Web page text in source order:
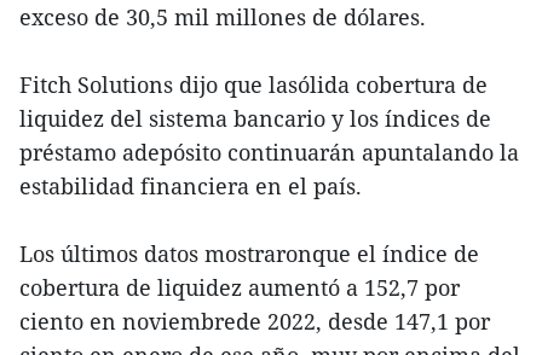
exceso de 30,5 mil millones de dólares.
Fitch Solutions dijo que lasólida cobertura de
liquidez del sistema bancario y los índices de
préstamo adepósito continuarán apuntalando la
estabilidad financiera en el país.
Los últimos datos mostraronque el índice de
cobertura de liquidez aumentó a 152,7 por
ciento en noviembrede 2022, desde 147,1 por